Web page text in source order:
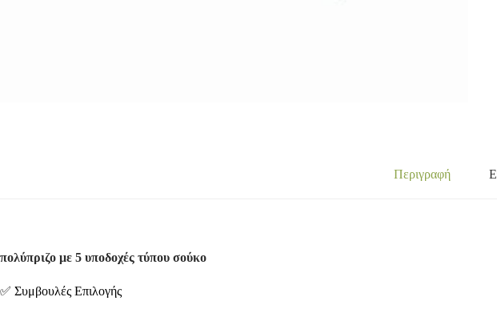
Περιγραφή
πολύπριζο με 5 υποδοχές τύπου σούκο
✅ Συμβουλές Επιλογής